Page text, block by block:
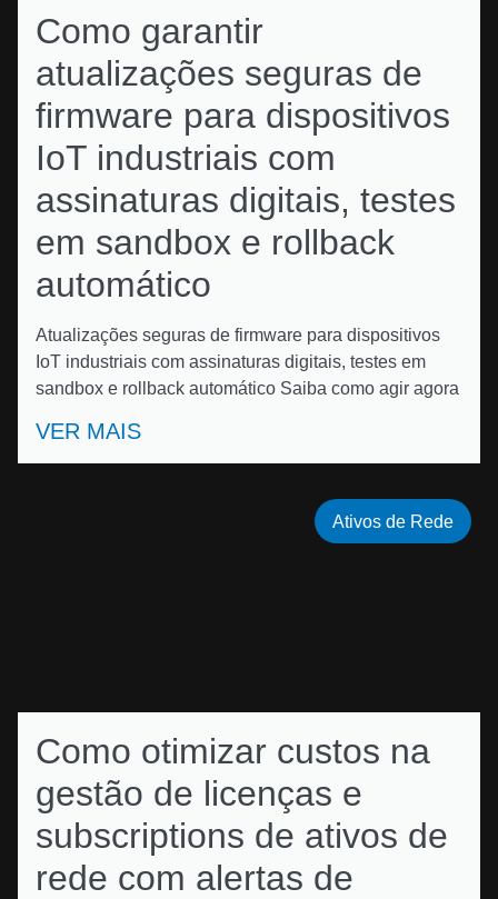
Como garantir
atualizações seguras de
firmware para dispositivos
IoT industriais com
assinaturas digitais, testes
em sandbox e rollback
automático
Atualizações seguras de firmware para dispositivos
IoT industriais com assinaturas digitais, testes em
sandbox e rollback automático Saiba como agir agora
VER MAIS
Como otimizar custos na
gestão de licenças e
subscriptions de ativos de
rede com alertas de
Ativos de Rede